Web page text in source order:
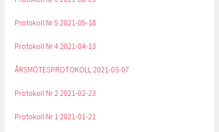
Protokoll Nr 5 2021-05-18
Protokoll Nr 4 2021-04-13
ÅRSMÖTESPROTOKOLL 2021-03-07
Protokoll Nr 2 2021-02-23
Protokoll Nr 1 2021-01-21